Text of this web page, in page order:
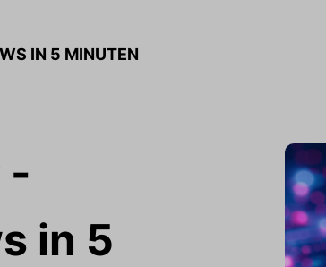
IN 5 MINUTEN
-
in 5